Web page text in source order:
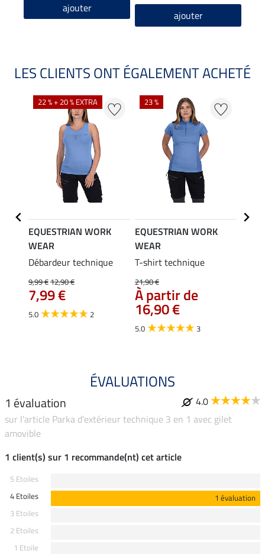
ajouter
ajouter
LES CLIENTS ONT ÉGALEMENT ACHETÉ
22 % + 20 % EXTRA
EQUESTRIAN WORK
WEAR
Débardeur technique
9,99 €12,90 €
7,99 €
5.0 2
23 %
EQUESTRIAN WORK
WEAR
T-shirt technique
21,90 €
À partir de
16,90 €
5.0 3
ÉVALUATIONS
1 évaluation
4.0
sur l'article Parka d'extérieur technique 3 en 1 avec gilet
amovible
1 client(s) sur 1 recommande(nt) cet article
5 Etoiles
4 Etoiles
1 évaluation
3 Etoiles
2 Etoiles
1 Etoile